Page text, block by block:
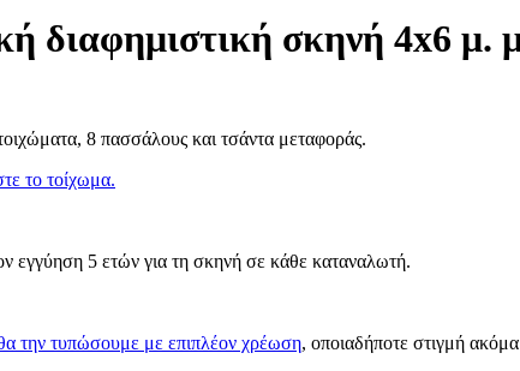
διαφημιστική σκηνή 4x6 μ.
8 πασσάλους και τσάντα μεταφοράς.
το τοίχωμα.
εγγύηση 5 ετών για τη σκηνή σε κάθε καταναλωτή.
την τυπώσουμε με επιπλέον χρέωση, οποιαδήποτε στιγμή